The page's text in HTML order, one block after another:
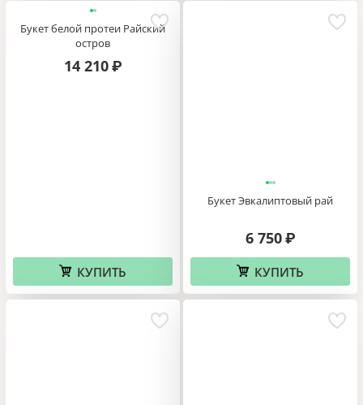
Букет белой протеи Райский
остров
14 210 ₽
КУПИТЬ
Букет Эвкалиптовый рай
6 750 ₽
КУПИТЬ